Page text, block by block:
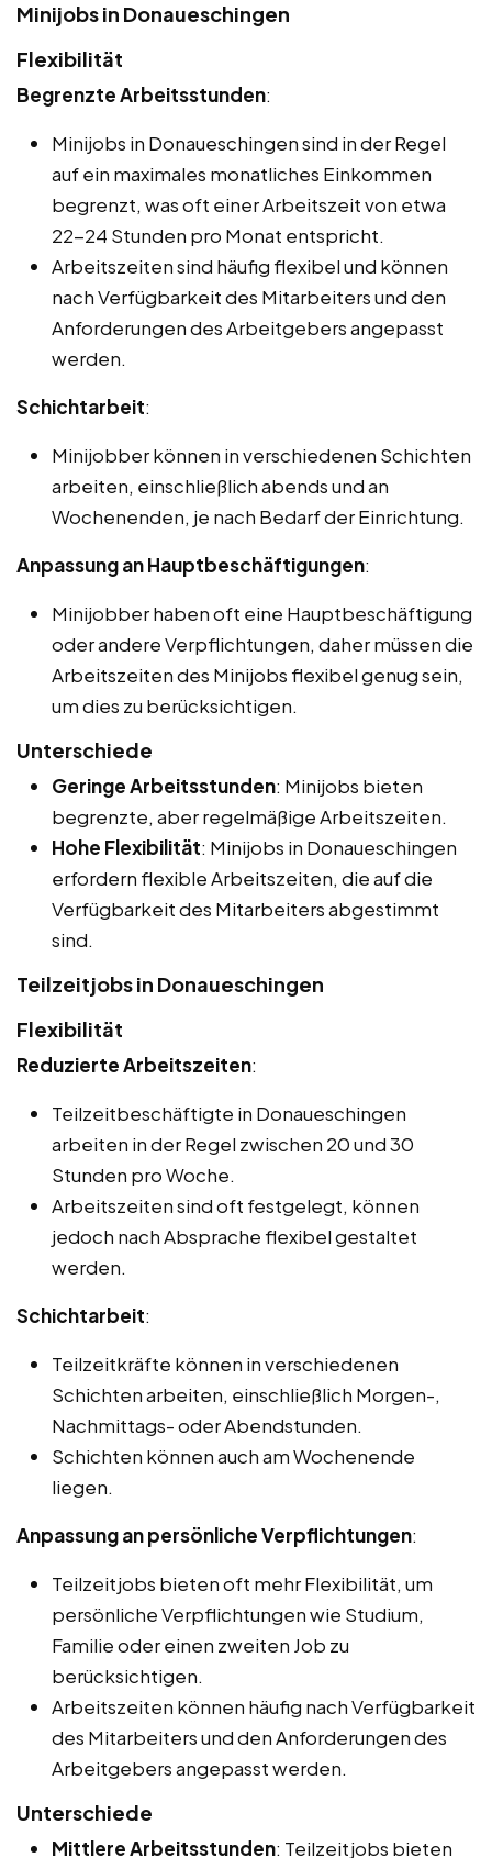
Minijobs in Donaueschingen
Flexibilität
Begrenzte Arbeitsstunden:
Minijobs in Donaueschingen sind in der Regel
auf ein maximales monatliches Einkommen
begrenzt, was oft einer Arbeitszeit von etwa
22-24 Stunden pro Monat entspricht.
Arbeitszeiten sind häufig flexibel und können
nach Verfügbarkeit des Mitarbeiters und den
Anforderungen des Arbeitgebers angepasst
werden.
Schichtarbeit:
Minijobber können in verschiedenen Schichten
arbeiten, einschließlich abends und an
Wochenenden, je nach Bedarf der Einrichtung.
Anpassung an Hauptbeschäftigungen:
Minijobber haben oft eine Hauptbeschäftigung
oder andere Verpflichtungen, daher müssen die
Arbeitszeiten des Minijobs flexibel genug sein,
um dies zu berücksichtigen.
Unterschiede
Geringe Arbeitsstunden: Minijobs bieten
begrenzte, aber regelmäßige Arbeitszeiten.
Hohe Flexibilität: Minijobs in Donaueschingen
erfordern flexible Arbeitszeiten, die auf die
Verfügbarkeit des Mitarbeiters abgestimmt
sind.
Teilzeitjobs in Donaueschingen
Flexibilität
Reduzierte Arbeitszeiten:
Teilzeitbeschäftigte in Donaueschingen
arbeiten in der Regel zwischen 20 und 30
Stunden pro Woche.
Arbeitszeiten sind oft festgelegt, können
jedoch nach Absprache flexibel gestaltet
werden.
Schichtarbeit:
Teilzeitkräfte können in verschiedenen
Schichten arbeiten, einschließlich Morgen-,
Nachmittags- oder Abendstunden.
Schichten können auch am Wochenende
liegen.
Anpassung an persönliche Verpflichtungen:
Teilzeitjobs bieten oft mehr Flexibilität, um
persönliche Verpflichtungen wie Studium,
Familie oder einen zweiten Job zu
berücksichtigen.
Arbeitszeiten können häufig nach Verfügbarkeit
des Mitarbeiters und den Anforderungen des
Arbeitgebers angepasst werden.
Unterschiede
Mittlere Arbeitsstunden: Teilzeitjobs bieten